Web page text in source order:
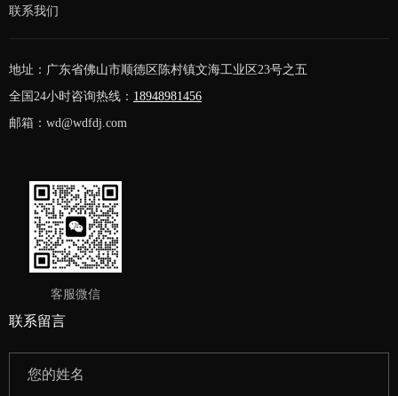
联系我们
地址：广东省佛山市顺德区陈村镇文海工业区23号之五
全国24小时咨询热线： 18948981456
邮箱：wd@wdfdj.com
客服微信
联系留言